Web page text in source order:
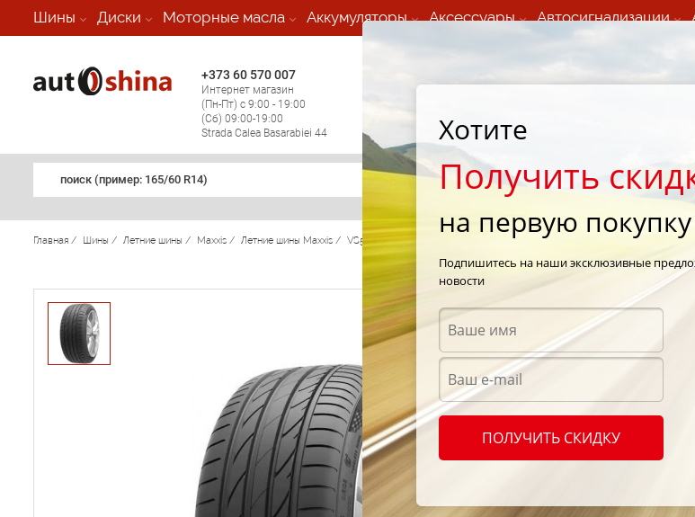
Шины Диски Моторные масла Аккумуляторы Аксессуары Автосигнализации
+373 60 570 007
Интернет магазин
(Пн-Пт) с 9:00 - 19:00
(Сб) 09:00-19:00
Strada Calea Basarabiei 44
Мобильный шиномонтаж 24/7
поиск (примеp: 165/60 R14)
Главная / Шины / Летние шины / Maxxis / Летние шины Maxxis / VS5/ Maxxis VS5 245/40 R19 98Y
Хотите
Получить
на первую покупку
Подпишитесь на наши эксклюзивные
новости
ПОЛУЧИТЬ СКИДКУ